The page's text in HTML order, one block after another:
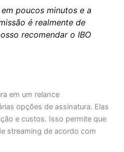
poucos minutos e a
é realmente de
recomendar o IBO
em um relance
opções de assinatura. Elas
e custos. Isso permite que
streaming de acordo com